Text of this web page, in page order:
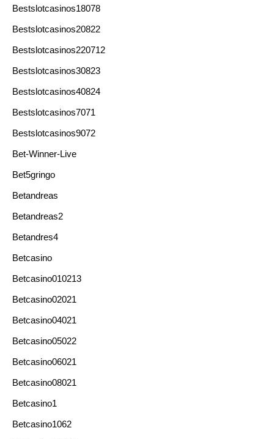
Bestslotcasinos18078
Bestslotcasinos20822
Bestslotcasinos220712
Bestslotcasinos30823
Bestslotcasinos40824
Bestslotcasinos7071
Bestslotcasinos9072
Bet-Winner-Live
Bet5gringo
Betandreas
Betandreas2
Betandres4
Betcasino
Betcasino010213
Betcasino02021
Betcasino04021
Betcasino05022
Betcasino06021
Betcasino08021
Betcasino1
Betcasino1062